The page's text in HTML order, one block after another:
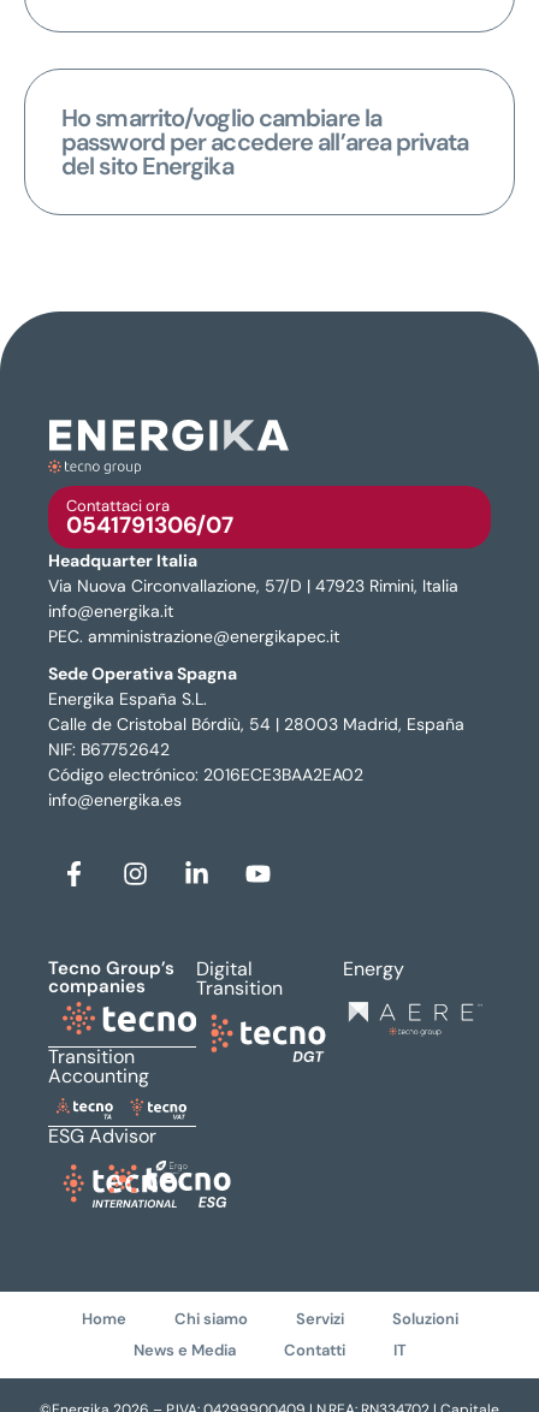
Ho smarrito/voglio cambiare la
password per accedere all’area privata
del sito Energika
Contattaci ora
0541791306/07
Headquarter Italia
Via Nuova Circonvallazione, 57/D | 47923 Rimini, Italia
info@energika.it
PEC. amministrazione@energikapec.it
Sede Operativa Spagna
Energika España S.L.
Calle de Cristobal Bórdiù, 54 | 28003 Madrid, España
NIF: B67752642
Código electrónico: 2016ECE3BAA2EA02
info@energika.es
Tecno Group’s
companies
Transition
Accounting
ESG Advisor
Digital
Transition
Energy
Home Chi siamo Servizi
Soluzioni
News e Media
Contatti IT